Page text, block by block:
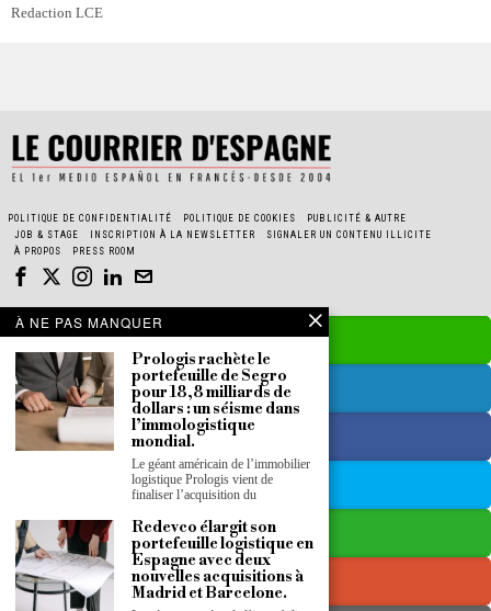
Redaction LCE
POLITIQUE DE CONFIDENTIALITÉ POLITIQUE DE COOKIES
PUBLICITÉ & AUTRE
JOB & STAGE
INSCRIPTION À LA NEWSLETTER
SIGNALER UN CONTENU ILLICITE
À PROPOS
PRESS ROOM
À NE PAS MANQUER
Prologis rachète le
portefeuille de Segro
pour 18,8 milliards de
dollars : un séisme dans
l’immologistique
mondial.
Le géant américain de l’immobilier
logistique Prologis vient de
finaliser l’acquisition du
Redevco élargit son
portefeuille logistique en
Espagne avec deux
nouvelles acquisitions à
Madrid et Barcelone.